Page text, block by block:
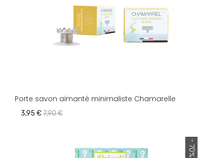
Porte savon aimanté minimaliste Chamarelle
3,95 €7,90 €
- 70%